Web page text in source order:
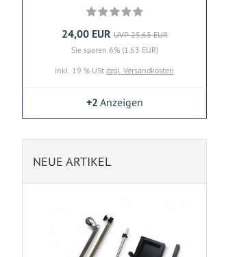
24,00 EUR UVP 25,63 EUR
Sie sparen 6% (1,63 EUR)
inkl. 19 % USt zzgl. Versandkosten
+2 Anzeigen
NEUE ARTIKEL